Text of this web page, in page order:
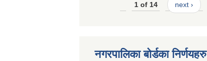
1 of 14 next ›
नगरपालिका बोर्डका निर्णयहरु